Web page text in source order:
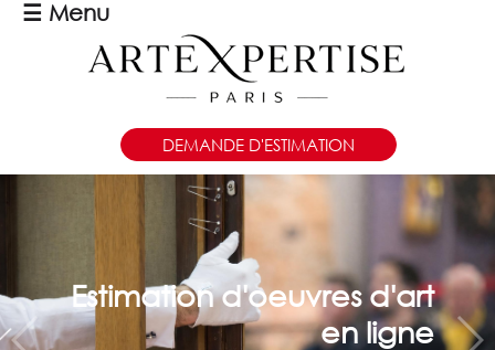
☰ Menu
DEMANDE D'ESTIMATION
Estimation d'oeuvres d'art
en ligne